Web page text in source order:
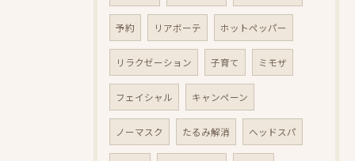
予約 リアボーテ ホットペッパー
リラクゼーション 子育て ミモザ
フェイシャル キャンペーン
ノーマスク たるみ解消 ヘッドスパ